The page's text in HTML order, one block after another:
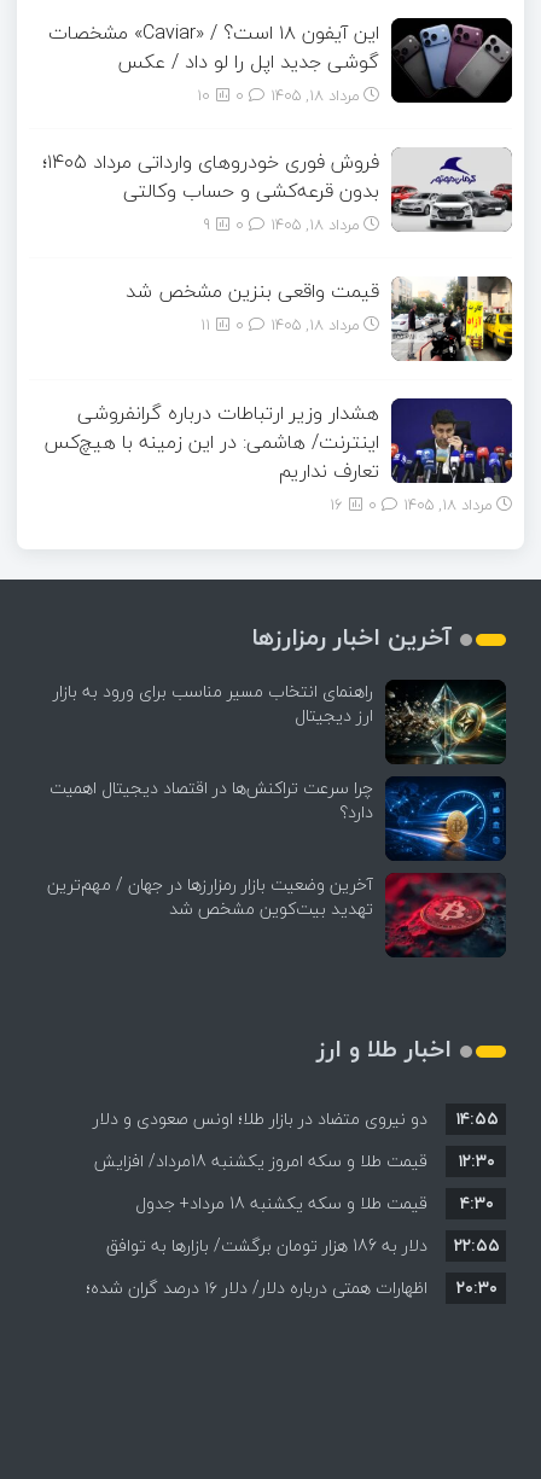
این آیفون ۱۸ است؟ / «Caviar» مشخصات
گوشی جدید اپل را لو داد / عکس
مرداد ۱۸, ۱۴۰۵ 10
فروش فوری خودروهای وارداتی مرداد ۱۴۰۵؛
بدون قرعه‌کشی و حساب وکالتی
مرداد ۱۸, ۱۴۰۵ 9
قیمت واقعی بنزین مشخص شد
مرداد ۱۸, ۱۴۰۵ 11
هشدار وزیر ارتباطات درباره گرانفروشی
اینترنت/ هاشمی: در این زمینه با هیچ‌کس
تعارف نداریم
مرداد ۱۸, ۱۴۰۵ 16
آخرین اخبار رمزارزها
راهنمای انتخاب مسیر مناسب برای ورود به بازار
ارز دیجیتال
چرا سرعت تراکنش‌ها در اقتصاد دیجیتال اهمیت
دارد؟
آخرین وضعیت بازار رمزارزها در جهان / مهم‌ترین
تهدید بیت‌کوین مشخص شد
اخبار طلا و ارز
دو نیروی متضاد در بازار طلا؛ اونس صعودی و دلار
نزولی
۱۴:۵۵
قیمت طلا و سکه امروز یکشنبه 18مرداد/ افزایش
قیمت ها + جدول و جزئیات
۱۲:۳۰
قیمت طلا و سکه یکشنبه 18 مرداد+ جدول
۴:۳۰
دلار به 186 هزار تومان برگشت/ بازارها به توافق
احتمالی هرمز چه واکنشی نشان دادند؟
۲۲:۵۵
اظهارات همتی درباره دلار/ دلار ۱۶ درصد گران شده؛
۲۰:۳۰